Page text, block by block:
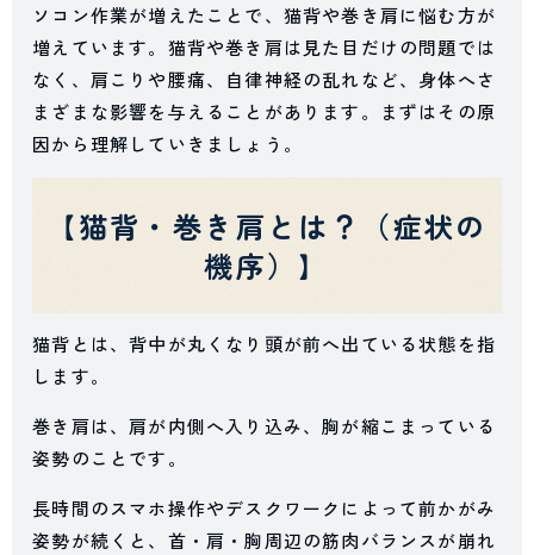
ソコン作業が増えたことで、猫背や巻き肩に悩む方が
増えています。猫背や巻き肩は見た目だけの問題では
なく、肩こりや腰痛、自律神経の乱れなど、身体へさ
まざまな影響を与えることがあります。まずはその原
因から理解していきましょう。
【猫背・巻き肩とは？（症状の
機序）】
猫背とは、背中が丸くなり頭が前へ出ている状態を指
します。
巻き肩は、肩が内側へ入り込み、胸が縮こまっている
姿勢のことです。
長時間のスマホ操作やデスクワークによって前かがみ
姿勢が続くと、首・肩・胸周辺の筋肉バランスが崩れ